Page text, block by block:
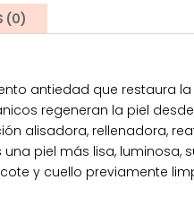
(0)
antiedad que restaura
regeneran la piel
alisadora, rellenadora,
piel más lisa, luminosa,
y cuello previamente